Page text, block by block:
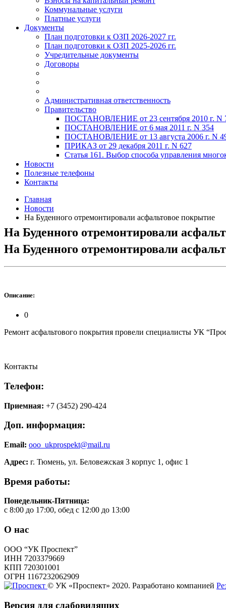
Коммунальные услуги
Платные услуги
Документы
План подготовки к ОЗП 2026-2027 гг.
План подготовки к ОЗП 2025-2026 гг.
Учредительные документы
Договоры
Административная ответственность
Правительство
ПОСТАНОВЛЕНИЕ от 23 сентября 2010 г. N
ПОСТАНОВЛЕНИЕ от 6 мая 2011 г. N 354
ПОСТАНОВЛЕНИЕ от 13 августа 2006 г. N
ПРИКАЗ от 29 декабря 2011 г. N 627
Статья 161. Выбор способа управления
Новости
Полезные телефоны
Контакты
Главная
Новости
На Буденного отремонтировали асфальтовое покрытие
На Буденного отремонтировали
На Буденного отремонтировали
Описание:
0
Ремонт асфальтового покрытия провели специалисты УК
Контакты
Телефон:
Приемная: +7 (3452) 290-424
Доп. информация:
Email: ooo_ukprospekt@mail.ru
Адрес: г. Тюмень, ул. Беловежская 3 корпус 1, офис 1
Время работы:
Понедельник-Пятница:
с 8:00 до 17:00, обед с 12:00 до 13:00
О нас
ООО “УК Проспект”
ИНН 7203379669
КПП 720301001
ОГРН 1167232062909
© УК «Проспект» 2020. Разработано компанией
Версия для слабовидящих